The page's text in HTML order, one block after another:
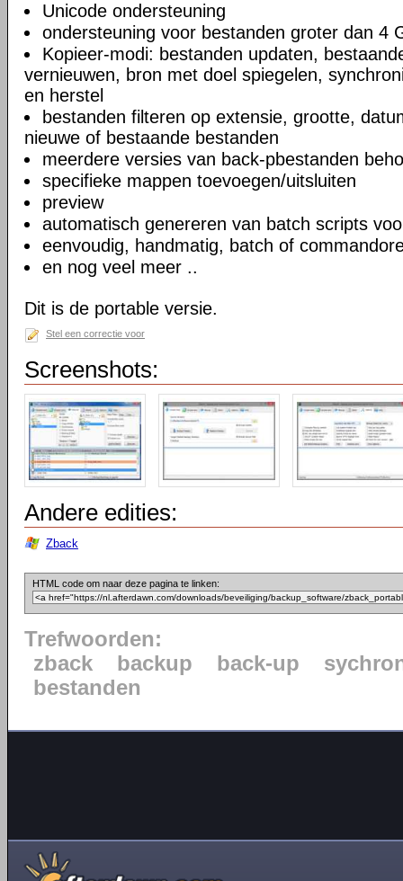
Unicode ondersteuning
ondersteuning voor bestanden groter dan 4
Kopieer-modi: bestanden updaten,
vernieuwen, bron met doel spiegelen,
en herstel
bestanden filteren op extensie, grootte,
nieuwe of bestaande bestanden
meerdere versies van back-pbestanden
specifieke mappen toevoegen/uitsluiten
preview
automatisch genereren van batch scripts
eenvoudig, handmatig, batch of
en nog veel meer ..
Dit is de portable versie.
Stel een correctie voor
Screenshots:
Andere edities:
Zback
HTML code om naar deze pagina te linken:
Trefwoorden:
zback
backup back-up
bestanden